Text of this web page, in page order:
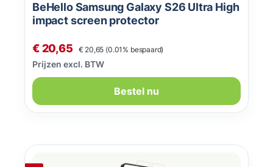
BeHello Samsung Galaxy S26 Ultra High
impact screen protector
Verkoopprijs:
€ 20,65 Normale prijs:
€ 20,65 (0.01% bespaard)
Prijzen excl. BTW
Bestel nu